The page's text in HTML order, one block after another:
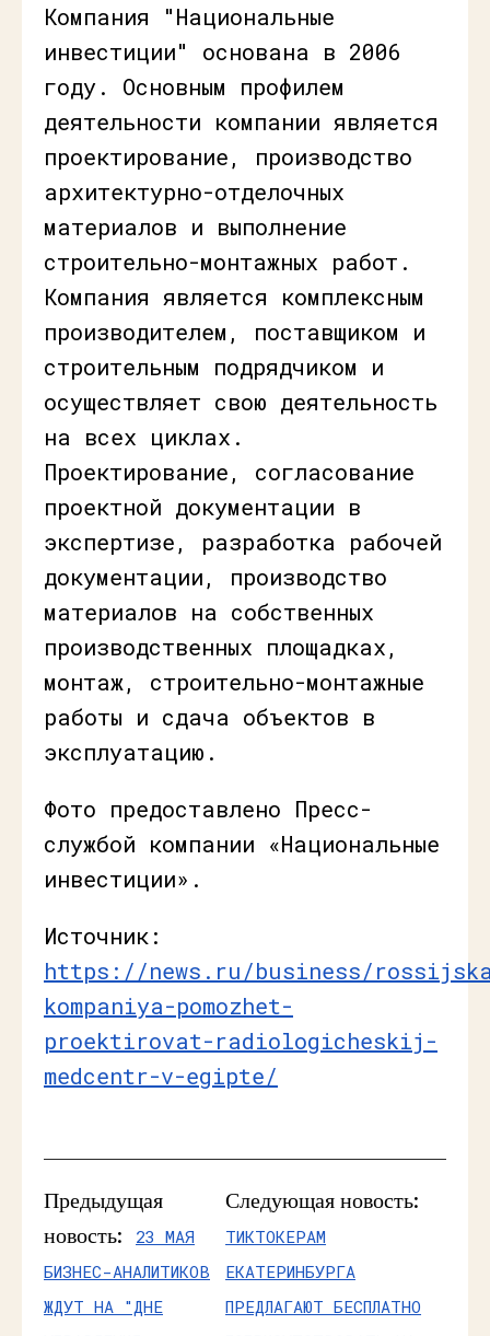
Компания "Национальные
инвестиции" основана в 2006
году. Основным профилем
деятельности компании является
проектирование, производство
архитектурно-отделочных
материалов и выполнение
строительно-монтажных работ.
Компания является комплексным
производителем, поставщиком и
строительным подрядчиком и
осуществляет свою деятельность
на всех циклах.
Проектирование, согласование
проектной документации в
экспертизе, разработка рабочей
документации, производство
материалов на собственных
производственных площадках,
монтаж, строительно-монтажные
работы и сдача объектов в
эксплуатацию.
Фото предоставлено Пресс-
службой компании «Национальные
инвестиции».
Источник:
https://news.ru/business/
kompaniya-pomozhet-
proektirovat-radiologicheskij-
medcentr-v-egipte/
Предыдущая
новость:
23 МАЯ
БИЗНЕС-АНАЛИТИКОВ
ЖДУТ НА "ДНЕ
Следующая новость:
ТИКТОКЕРАМ
ЕКАТЕРИНБУРГА
ПРЕДЛАГАЮТ БЕСПЛАТНО